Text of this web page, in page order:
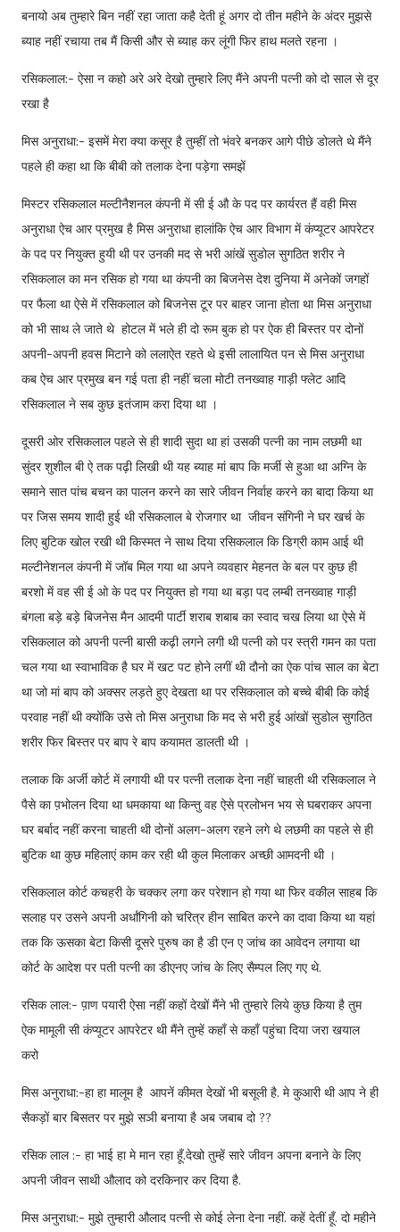
बनायो अब तुम्हारे बिन नहीं रहा जाता कहै देती हूं अगर दो तीन महीने के अंदर मुझसे
ब्याह नहीं रचाया तब मैं किसी और से ब्याह कर लूंगी फिर हाथ मलते रहना ।
रसिकलाल:- ऐसा न कहो अरे अरे देखो तुम्हारे लिए मैंने अपनी पत्नी को दो साल से दूर
रखा है
मिस अनुराधा:- इसमें मेरा क्या कसूर है तुम्हीं तो भंवरे बनकर आगे पीछे डोलते थे मैंने
पहले ही कहा था कि बीबी को तलाक देना पड़ेगा समझें
मिस्टर रसिकलाल मल्टीनैशनल कंपनी में सी ई औ के पद पर कार्यरत हैं वही मिस
अनुराधा ऐच आर प्रमुख है मिस अनुराधा हालांकि ऐच आर विभाग में कंप्यूटर आपरेटर
के पद पर नियुक्त हुयी थी पर उनकी मद से भरी आंखें सुडोल सुगठित शरीर ने
रसिकलाल का मन रसिक हो गया था कंपनी का बिजनेस देश दुनिया में अनेकों जगहों
पर फैला था ऐसे में रसिकलाल को बिजनेस टूर पर बाहर जाना होता था मिस अनुराधा
को भी साथ ले जाते थे होटल में भले ही दो रूम बुक हो पर ऐक ही बिस्तर पर दोनों
अपनी-अपनी हवस मिटाने को ललाऐत रहते थे इसी लालायित पन से मिस अनुराधा
कब ऐच आर प्रमुख बन गई पता ही नहीं चला मोटी तनख्वाह गाड़ी फ्लेट आदि
रसिकलाल ने सब कुछ इतंजाम करा दिया था ।
दूसरी ओर रसिकलाल पहले से ही शादी सुदा था हां उसकी पत्नी का नाम लछमी था
सुंदर शुशील बी ऐ तक पढ़ी लिखी थी यह ब्याह मां बाप कि मर्जी से हुआ था अग्नि के
समाने सात पांच बचन का पालन करने का सारे जीवन निर्वाह करने का बादा किया था
पर जिस समय शादी हुई थी रसिकलाल बे रोजगार था जीवन संगिनी ने घर खर्च के
लिए बुटिक खोल रखी थी किस्मत ने साथ दिया रसिकलाल कि डिग्री काम आई थी
मल्टीनेशनल कंपनी में जॉब मिल गया था अपने व्यवहार मेहनत के बल पर कुछ ही
बरशो में वह सी ई ओ के पद पर नियुक्त हो गया था बड़ा पद लम्बी तनख्वाह गाड़ी
बंगला बड़े बड़े बिजनेस मैन आदमी पार्टी शराब शबाब का स्वाद चख लिया था ऐसे में
रसिकलाल को अपनी पत्नी बासी कढ़ी लगने लगी थी पत्नी को पर स्त्री गमन का पता
चल गया था स्वाभाविक है घर में खट पट होने लगीं थी दौनो का ऐक पांच साल का बेटा
था जो मां बाप को अक्सर लड़ते हुए देखता था पर रसिकलाल को बच्चे बीबी कि कोई
परवाह नहीं थी क्योंकि उसे तो मिस अनुराधा कि मद से भरी हुई आंखों सुडोल सुगठित
शरीर फिर बिस्तर पर बाप रे बाप कयामत डालती थी ।
तलाक कि अर्जी कोर्ट में लगायी थी पर पत्नी तलाक देना नहीं चाहती थी रसिकलाल ने
पैसे का प़भोलन दिया था धमकाया था किन्तु वह ऐसे प्रलोभन भय से घबराकर अपना
घर बर्बाद नहीं करना चाहती थी दोनों अलग-अलग रहने लगे थे लछमी का पहले से ही
बुटिक था कुछ महिलाएं काम कर रही थी कुल मिलाकर अच्छी आमदनी थी ।
रसिकलाल कोर्ट कचहरी के चक्कर लगा कर परेशान हो गया था फिर वकील साहब कि
सलाह पर उसने अपनी अर्धांगिनी को चरित्र हीन साबित करने का दावा किया था यहां
तक कि ऊसका बेटा किसी दूसरे पुरुष का है ‌‌‌‌डी एन ए जांच का आवेदन लगाया था
कोर्ट के आदेश पर पती पत्नी का डीएनए जांच के लिए सैम्पल लिए गए थे.
रसिक लाल:- प़ाण पयारी ऐसा नहीं कहों देखों मैंने भी तुम्हारे लिये कुछ किया है तुम
ऐक मामूली सी कंप्यूटर आपरेटर थी मैंने तुम्हें कहाँ से कहाँ पहुंचा दिया जरा खयाल
करो
मिस अनुराधा:-हा हा मालूम है आपनें कीमत देखों भी बसूली है. मे कुआरी थी आप ने ही
सैकड़ों बार बिसतर पर मुझे सञी बनाया है अब जबाब दो ??
रसिक लाल :- हा भाई हा मे मान रहा हूँ.देखो तुम्हें सारे जीवन अपना बनाने के लिए
अपनी जीवन साथी औलाद को दरकिनार कर दिया है.
मिस अनुराधा:- मुझे तुम्हारी औलाद पत्नी से कोई लेना देना नहीं. कहें देतीं हूँ. दो महीने